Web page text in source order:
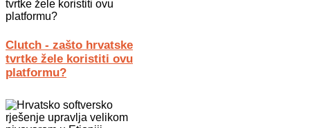
Clutch - zašto hrvatske
tvrtke žele koristiti ovu
platformu?